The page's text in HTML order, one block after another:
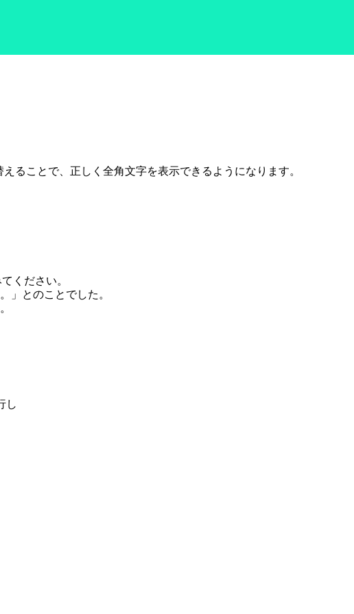
ることで、正しく全角文字を表示できるようになります。
ください。
」とのことでした。
し